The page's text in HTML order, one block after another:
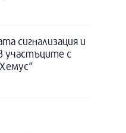
сигнализация и
участъците с